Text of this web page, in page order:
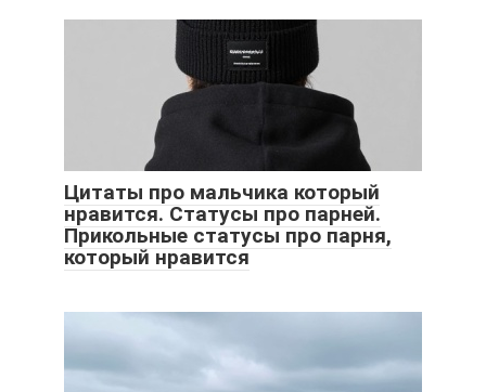
Цитаты про мальчика который
нравится. Статусы про парней.
Прикольные статусы про парня,
который нравится